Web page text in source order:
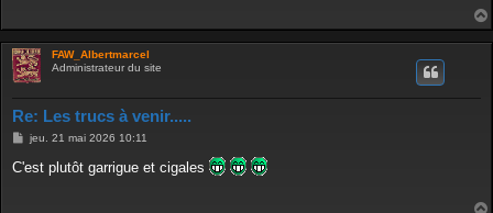
FAW_Albertmarcel
Administrateur du site
Re: Les trucs à venir.....
M
s
s
jeu. 21 mai 2026 10:11
C'est plutôt garrigue et cigales